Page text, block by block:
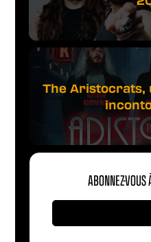
The Aristocrats,
ABONNEZ-